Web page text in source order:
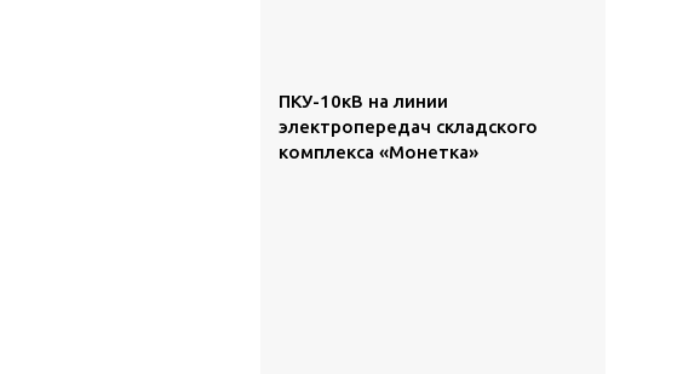
ПКУ-10кВ на линии
электропередач складского
комплекса «Монетка»